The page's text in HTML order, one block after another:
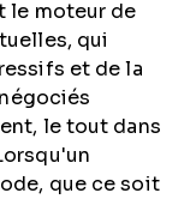
le moteur de
qui
et de la
le tout dans
que ce soit